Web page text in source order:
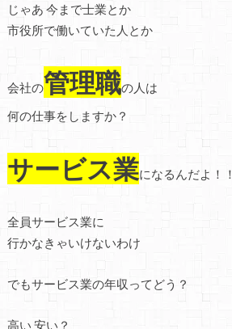
じゃあ 今まで士業とか
市役所で働いていた人とか
会社の管理職の人は
何の仕事をしますか？
サービス業になるんだよ！！
全員サービス業に
行かなきゃいけないわけ
でもサービス業の年収ってどう？
高い 安い？